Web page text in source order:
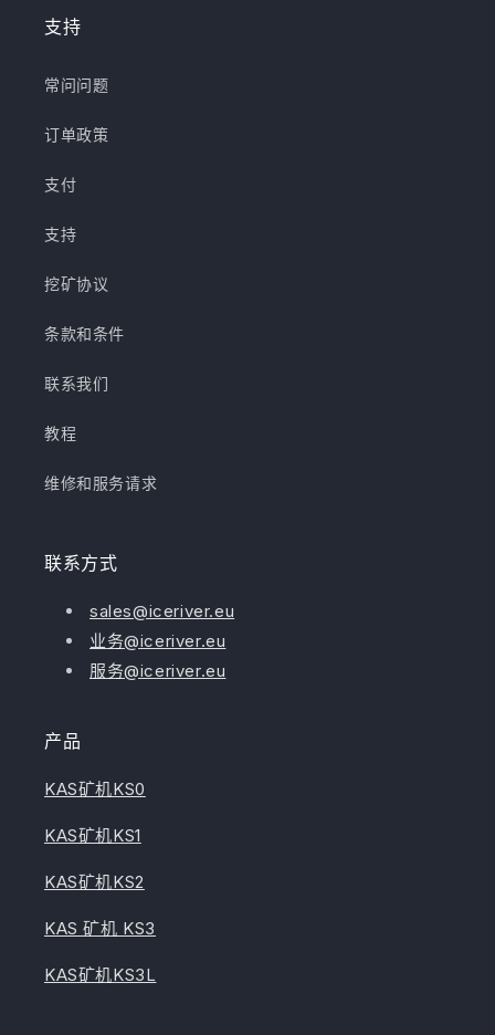
支持
常问问题
订单政策
支付
支持
挖矿协议
条款和条件
联系我们
教程
维修和服务请求
联系方式
sales@iceriver.eu
业务@iceriver.eu
服务@iceriver.eu
产品
KAS矿机KS0
KAS矿机KS1
KAS矿机KS2
KAS 矿机 KS3
KAS矿机KS3L